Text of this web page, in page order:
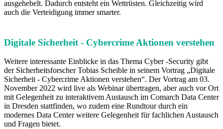
ausgehebelt. Dadurch entsteht ein Wettrüsten. Gleichzeitig wird
auch die Verteidigung immer smarter.
Digitale Sicherheit - Cybercrime Aktionen verstehen
Weitere interessante Einblicke in das Thema Cyber -Security gibt
der Sicherheitsforscher Tobias Scheible in seinem Vortrag „Digitale
Sicherheit - Cybercrime Aktionen verstehen“. Der Vortrag am 03.
November 2022 wird live als Webinar übertragen, aber auch vor Ort
mit Gelegenheit zu interaktivem Austausch im Comarch Data Center
in Dresden stattfinden, wo zudem eine Rundtour durch ein
modernes Data Center weitere Gelegenheit für fachlichen Austausch
und Fragen bietet.